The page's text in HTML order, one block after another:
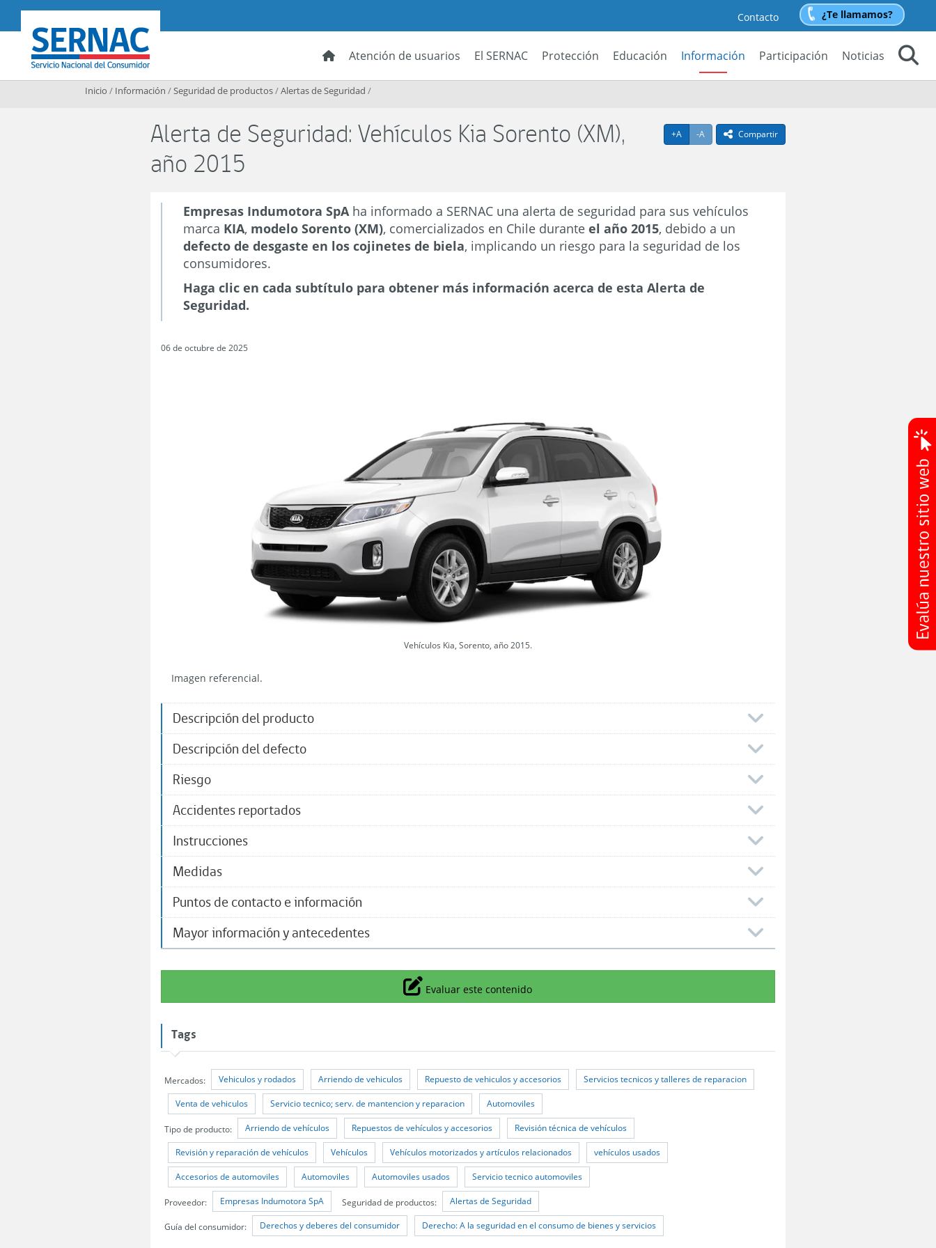
SERNAC
Contacto ¿Te llamamos?
Atención de usuarios El SERNAC Protección Educación Información Participación
Noticias
Inicio / Información /Seguridad de productos/Alertas de Seguridad /
+A Agrandar texto
-A Achicar textoicono compartir
Compartir
Alerta de Seguridad: Vehículos Kia Sorento (XM),
año 2015
Empresas Indumotora SpA ha informado a SERNAC una alerta de seguridad para sus vehículos
marca KIA, modelo Sorento (XM), comercializados en Chile duranteel año 2015, debido a un
defecto de desgaste en los cojinetes de biela, implicando un riesgo para la seguridad de los
consumidores.
Haga clic en cada subtítulo para obtener más información acerca de esta Alerta de
Seguridad.
06 de octubre de 2025
Vehículos Kia, Sorento, año 2015.
Imagen referencial.
Descripción del producto
Descripción del defecto
Riesgo
Accidentes reportados
Instrucciones
Medidas
Puntos de contacto e información
Mayor información y antecedentes
Icono
Evaluar este contenido
Tags
Mercados: Vehiculos y rodados Arriendo de vehiculos Repuesto de vehiculos y accesorios Servicios tecnicos y talleres de reparacion
Venta de vehiculos Servicio tecnico; serv. de mantencion y reparacion Automoviles
Tipo de producto: Arriendo de vehículos Repuestos de vehículos y accesorios Revisión técnica de vehículos
Revisión y reparación de vehículos Vehículos Vehículos motorizados y artículos relacionados vehículos usados
Accesorios de automoviles Automoviles Automoviles usados Servicio tecnico automoviles
Proveedor: Empresas Indumotora SpA Seguridad de productos: Alertas de Seguridad
Guía del consumidor: Derechos y deberes del consumidor Derecho: A la seguridad en el consumo de bienes y servicios